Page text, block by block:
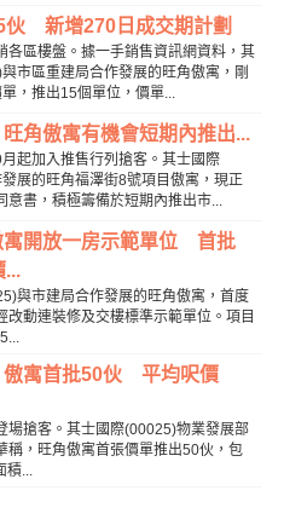
伙 新增270日成交期計劃
各區樓盤。據一手銷售資訊網資料，其
市區重建局合作發展的旺角傲寓，剛
，推出15個單位，價單...
角傲寓有機會短期內推出...
起加入推售行列搶客。其士國際
展的旺角福澤街8號項目傲寓，現正
意書，積極籌備於短期內推出市...
寓開放一房示範單位 首批
...
與市建局合作發展的旺角傲寓，首度
改動連裝修及交樓標準示範單位。項目
傲寓首批50伙 平均呎價
場搶客。其士國際(00025)物業發展部
稱，旺角傲寓首張價單推出50伙，包
積...